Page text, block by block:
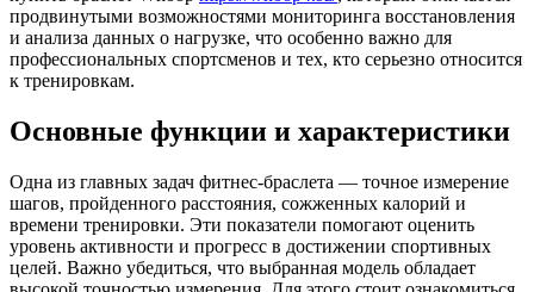
продвинутыми возможностями мониторинга восстановления
и анализа данных о нагрузке, что особенно важно для
профессиональных спортсменов и тех, кто серьезно относится
к тренировкам.
Основные функции и характеристики
Одна из главных задач фитнес-браслета — точное измерение
шагов, пройденного расстояния, сожженных калорий и
времени тренировки. Эти показатели помогают оценить
уровень активности и прогресс в достижении спортивных
целей. Важно убедиться, что выбранная модель обладает